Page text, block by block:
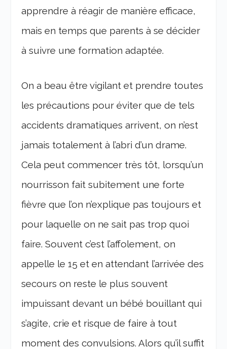
apprendre à réagir de manière efficace,
mais en temps que parents à se décider
à suivre une formation adaptée.
On a beau être vigilant et prendre toutes
les précautions pour éviter que de tels
accidents dramatiques arrivent, on n’est
jamais totalement à l’abri d’un drame.
Cela peut commencer très tôt, lorsqu’un
nourrisson fait subitement une forte
fièvre que l’on n’explique pas toujours et
pour laquelle on ne sait pas trop quoi
faire. Souvent c’est l’affolement, on
appelle le 15 et en attendant l’arrivée des
secours on reste le plus souvent
impuissant devant un bébé bouillant qui
s’agite, crie et risque de faire à tout
moment des convulsions. Alors qu’il suffit